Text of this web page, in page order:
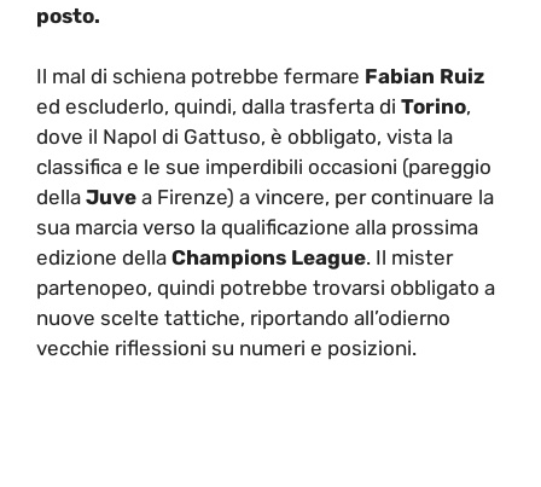
posto.
Il mal di schiena potrebbe fermare Fabian Ruiz
ed escluderlo, quindi, dalla trasferta di Torino,
dove il Napol di Gattuso, è obbligato, vista la
classifica e le sue imperdibili occasioni (pareggio
della Juve a Firenze) a vincere, per continuare la
sua marcia verso la qualificazione alla prossima
edizione della Champions League. Il mister
partenopeo, quindi potrebbe trovarsi obbligato a
nuove scelte tattiche, riportando all’odierno
vecchie riflessioni su numeri e posizioni.